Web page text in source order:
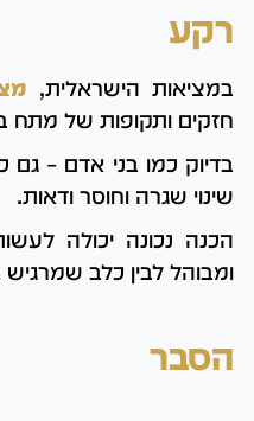
רקע
במציאות הישראלית,
חזקים ותקופות של מתח
בדיוק כמו בני אדם –
שינוי שגרה וחוסר ודאות.
הכנה נכונה יכולה
ומבוהל לבין כלב
הסבר